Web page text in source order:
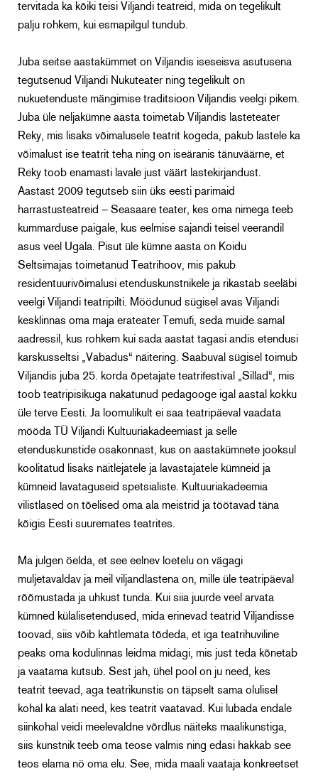
tervitada ka kõiki teisi Viljandi teatreid, mida on tegelikult
palju rohkem, kui esmapilgul tundub.
Juba seitse aastakümmet on Viljandis iseseisva asutusena
tegutsenud Viljandi Nukuteater ning tegelikult on
nukuetenduste mängimise traditsioon Viljandis veelgi pikem.
Juba üle neljakümne aasta toimetab Viljandis lasteteater
Reky, mis lisaks võimalusele teatrit kogeda, pakub lastele ka
võimalust ise teatrit teha ning on iseäranis tänuväärne, et
Reky toob enamasti lavale just väärt lastekirjandust.
Aastast 2009 tegutseb siin üks eesti parimaid
harrastusteatreid – Seasaare teater, kes oma nimega teeb
kummarduse paigale, kus eelmise sajandi teisel veerandil
asus veel Ugala. Pisut üle kümne aasta on Koidu
Seltsimajas toimetanud Teatrihoov, mis pakub
residentuurivõimalusi etenduskunstnikele ja rikastab seeläbi
veelgi Viljandi teatripilti. Möödunud sügisel avas Viljandi
kesklinnas oma maja erateater Temufi, seda muide samal
aadressil, kus rohkem kui sada aastat tagasi andis etendusi
karskusseltsi „Vabadus“ näitering. Saabuval sügisel toimub
Viljandis juba 25. korda õpetajate teatrifestival „Sillad“, mis
toob teatripisikuga nakatunud pedagooge igal aastal kokku
üle terve Eesti. Ja loomulikult ei saa teatripäeval vaadata
mööda TÜ Viljandi Kultuuriakadeemiast ja selle
etenduskunstide osakonnast, kus on aastakümnete jooksul
koolitatud lisaks näitlejatele ja lavastajatele kümneid ja
kümneid lavataguseid spetsialiste. Kultuuriakadeemia
vilistlased on tõelised oma ala meistrid ja töötavad täna
kõigis Eesti suuremates teatrites.
Ma julgen öelda, et see eelnev loetelu on vägagi
muljetavaldav ja meil viljandlastena on, mille üle teatripäeval
rõõmustada ja uhkust tunda. Kui siia juurde veel arvata
kümned külalisetendused, mida erinevad teatrid Viljandisse
toovad, siis võib kahtlemata tõdeda, et iga teatrihuviline
peaks oma kodulinnas leidma midagi, mis just teda kõnetab
ja vaatama kutsub. Sest jah, ühel pool on ju need, kes
teatrit teevad, aga teatrikunstis on täpselt sama olulisel
kohal ka alati need, kes teatrit vaatavad. Kui lubada endale
siinkohal veidi meelevaldne võrdlus näiteks maalikunstiga,
siis kunstnik teeb oma teose valmis ning edasi hakkab see
teos elama nö oma elu. See, mida maali vaataja konkreetset